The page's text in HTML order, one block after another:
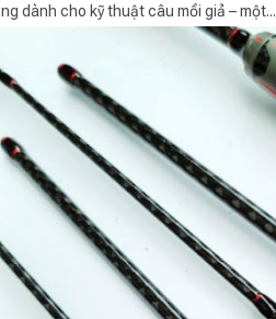
dành cho kỹ thuật câu mồi giả – một...